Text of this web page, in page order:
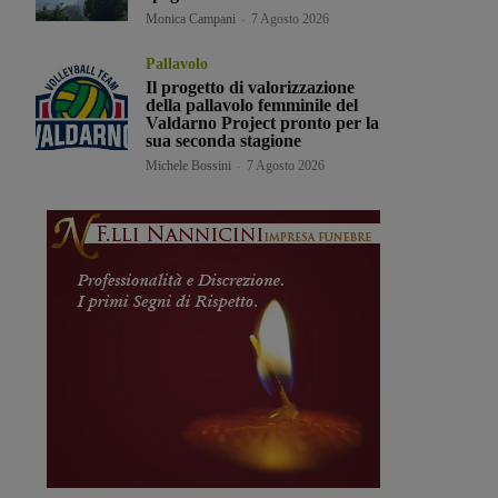
Monica Campani 7 Agosto 2026
Pallavolo
Il progetto di valorizzazione
della pallavolo femminile del
Valdarno Project pronto per la
sua seconda stagione
Michele Bossini 7 Agosto 2026